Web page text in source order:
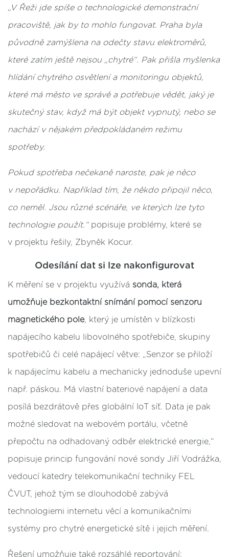
„V Řeži jde spíše o technologické demonstrační
pracoviště, jak by to mohlo fungovat. Praha byla
původně zamýšlena na odečty stavu elektroměrů,
které zatím ještě nejsou „chytré“. Pak přišla myšlenka
hlídání chytrého osvětlení a monitoringu objektů,
které má město ve správě a potřebuje vědět, jaký je
skutečný stav, když má být objekt vypnutý, nebo se
nachází v nějakém předpokládaném režimu
spotřeby.
Pokud spotřeba nečekaně naroste, pak je něco
v nepořádku. Například tím, že někdo připojil něco,
co neměl. Jsou různé scénáře, ve kterých lze tyto
technologie použít.“popisuje problémy, které se
v projektu řešily, Zbyněk Kocur.
Odesílání dat si lze nakonfigurovat
K měření se v projektu využívá sonda, která
umožňuje bezkontaktní snímání pomocí senzoru
magnetického pole, který je umístěn v blízkosti
napájecího kabelu libovolného spotřebiče, skupiny
spotřebičů či celé napájecí větve: „Senzor se přiloží
k napájecímu kabelu a mechanicky jednoduše upevní
např. páskou. Má vlastní bateriové napájení a data
posílá bezdrátově přes globální IoT síť. Data je pak
možné sledovat na webovém portálu, včetně
přepočtu na odhadovaný odběr elektrické energie,“
popisuje princip fungování nové sondy Jiří Vodrážka,
vedoucí katedry telekomunikační techniky FEL
ČVUT, jehož tým se dlouhodobě zabývá
technologiemi internetu věcí a komunikačními
systémy pro chytré energetické sítě i jejich měření.
Řešení umožňuje také rozsáhlé reportování: